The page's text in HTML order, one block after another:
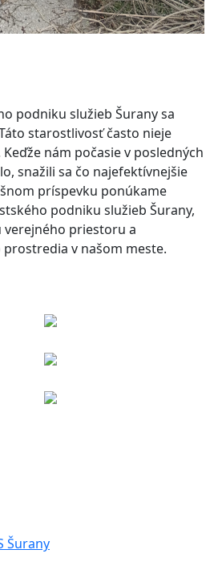
podniku služieb Šurany sa
starostlivosť často nieje
nám počasie v posledných
snažili sa čo najefektívnejšie
príspevku ponúkame
podniku služieb Šurany,
verejného priestoru a
v našom meste.
Šurany